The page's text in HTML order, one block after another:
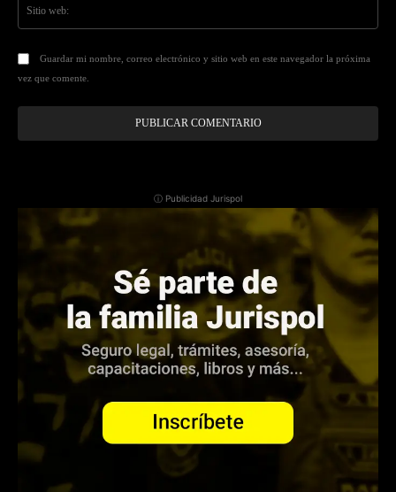
Guardar mi nombre, correo electrónico y sitio web en este navegador la próxima
vez que comente.
ⓘ Publicidad Jurispol